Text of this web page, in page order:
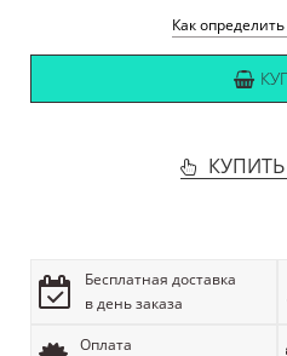
Как
Бесплатная доставка
в день заказа
Оплата